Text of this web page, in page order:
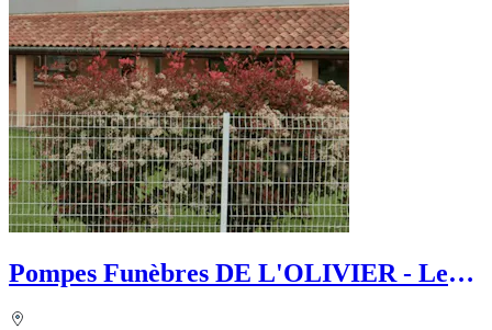
Pompes Funèbres DE L'OLIVIER - Le